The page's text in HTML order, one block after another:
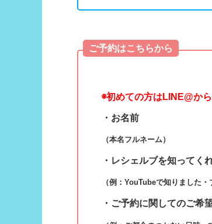
ご予約はこちらから
◉初めての方はLINE@か
・お名前
（本名フルネーム）
・レシェルブを知ってく
（例：YouTubeで知りました・
・ご予約に関してのご希